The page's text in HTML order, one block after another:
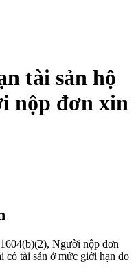
tài sản hộ
nộp đơn xin
Người nộp đơn
có tài sản ở mức giới hạn do